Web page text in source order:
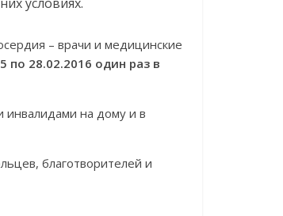
– врачи и медицинские
по 28.02.2016 один раз в
инвалидами на дому и в
благотворителей и